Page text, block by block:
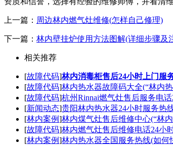
上一篇： 周边林内燃气灶维修(怎样自己修理)
下一篇： 林内壁挂炉使用方法图解(详细步骤及
相关推荐
[故障代码]林内消毒柜售后24小时上门服
[故障代码]林内热水器故障码大全(“林内
[故障代码]杭州Rinnai燃气灶售后服务电
[新闻动态]贵阳林内热水器24小时服务热
[林内案例]林内煤气灶售后维修中心(“林
[故障代码]林内燃气灶售后维修电话24小
[林内案例]林内热水器全国服务热线(如何